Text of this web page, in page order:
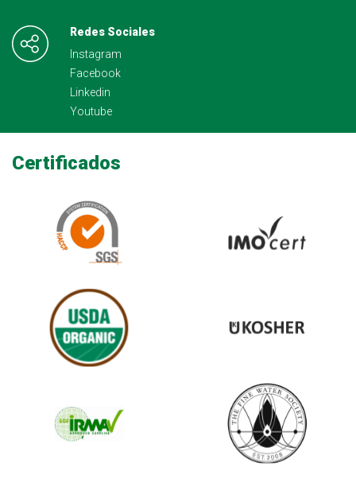
Redes Sociales
Instagram
Facebook
Linkedin
Youtube
Certificados